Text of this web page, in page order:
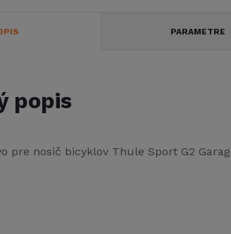
PARAMETRE
popis
pre nosič bicyklov Thule Sport G2